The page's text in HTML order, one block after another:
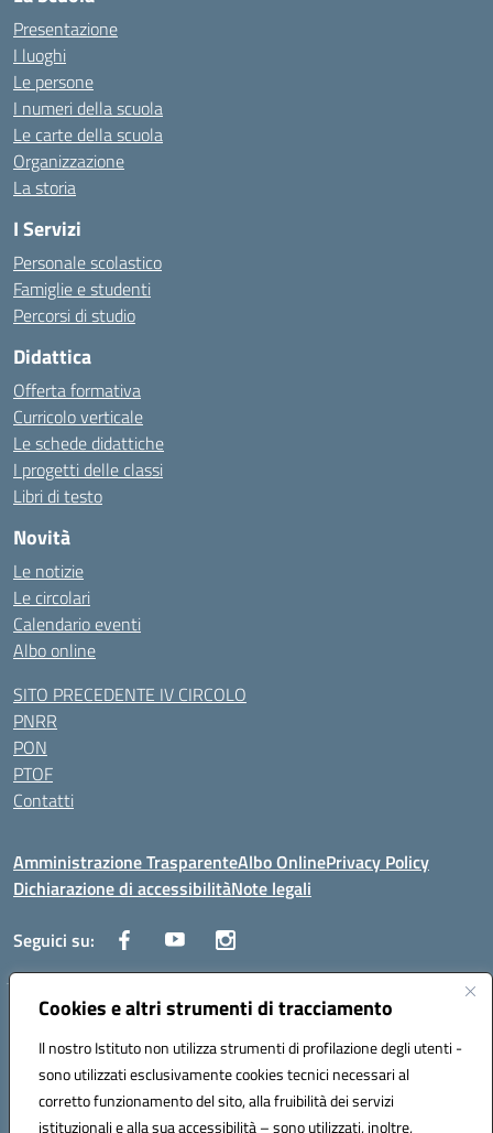
Cookies e altri strumenti di tracciamento
Il nostro Istituto non utilizza strumenti di profilazione degli utenti -
sono utilizzati esclusivamente cookies tecnici necessari al
corretto funzionamento del sito, alla fruibilità dei servizi
istituzionali e alla sua accessibilità – sono utilizzati, inoltre,
Presentazione
I luoghi
Le persone
I numeri della scuola
Le carte della scuola
Organizzazione
La storia
I Servizi
Personale scolastico
Famiglie e studenti
Percorsi di studio
Didattica
Offerta formativa
Curricolo verticale
Le schede didattiche
I progetti delle classi
Libri di testo
Novità
Le notizie
Le circolari
Calendario eventi
Albo online
SITO PRECEDENTE IV CIRCOLO
PNRR
PON
PTOF
Contatti
Amministrazione TrasparenteAlbo OnlinePrivacy Policy
Dichiarazione di accessibilitàNote legali
Seguici su:
Traversa Fondo d'Orto n.19B - Cap 80053 - Castellammare di Stabia
(NA) - Tel. 0818701043 - Mail: naic847006@istruzione.it - PEC:
Codice meccanografico: NAIC847006 - Codice iPA: istsc_naic847006 -
C.F. 82009060631 - Codice univoco fatturazione elettronica (CUF):